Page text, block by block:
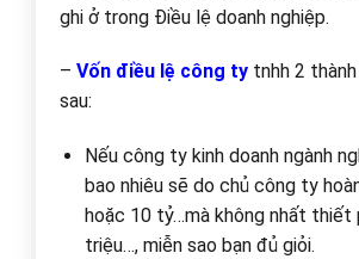
ghi ở trong Điều lệ doanh nghiệp.
– Vốn điều lệ công ty tnhh 2
sau:
Nếu công ty kinh doanh ngành
bao nhiêu sẽ do chủ công ty
hoặc 10 tỷ…mà không nhất thiết
triệu…, miễn sao bạn đủ giỏi.